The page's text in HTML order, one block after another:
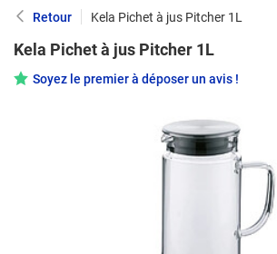
Retour Kela Pichet à jus Pitcher 1L
Kela Pichet à jus Pitcher 1L
Soyez le premier à déposer un avis !